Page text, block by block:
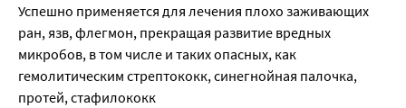
Успешно применяется для лечения плохо заживающих
ран, язв, флегмон, прекращая развитие вредных
микробов, в том числе и таких опасных, как
гемолитическим стрептококк, синегнойная палочка,
протей, стафилококк